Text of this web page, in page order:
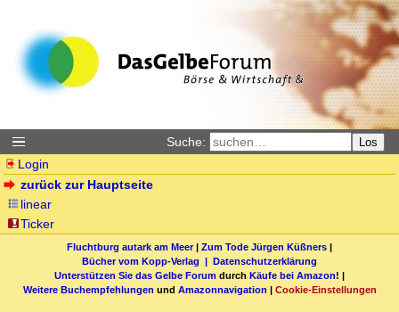
Suche: Los
Login
zurück zur Hauptseite
linear
Ticker
Fluchtburg autark am Meer| Zum Tode Jürgen Küßners |
Bücher vom Kopp-Verlag | Datenschutzerklärung
Unterstützen Sie das Gelbe Forum durch Käufe bei Amazon! |
Weitere Buchempfehlungen und Amazonnavigation | Cookie-Einstellungen